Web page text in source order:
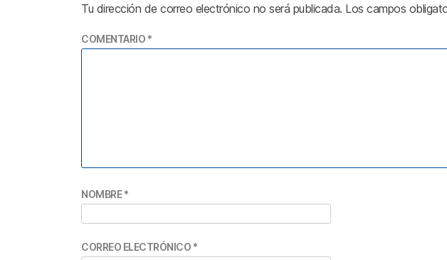
Tu dirección de correo electrónico no será publicada. Los campos
COMENTARIO *
NOMBRE*
CORREO ELECTRÓNICO *